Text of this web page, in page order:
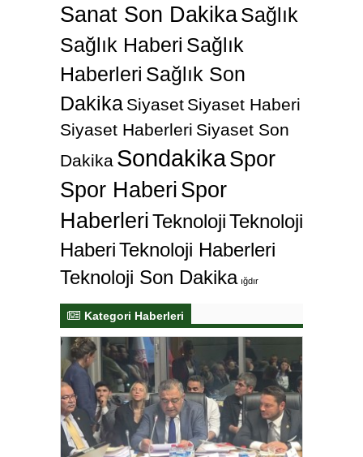
Sanat Son DakikaSağlık
Sağlık Haberi Sağlık
Haberleri Sağlık Son
Dakika Siyaset Siyaset Haberi
Siyaset Haberleri Siyaset Son
Dakika Sondakika Spor
Spor Haberi Spor
HaberleriTeknolojiTeknoloji
HaberiTeknoloji Haberleri
Teknoloji Son Dakika ığdır
Kategori Haberleri